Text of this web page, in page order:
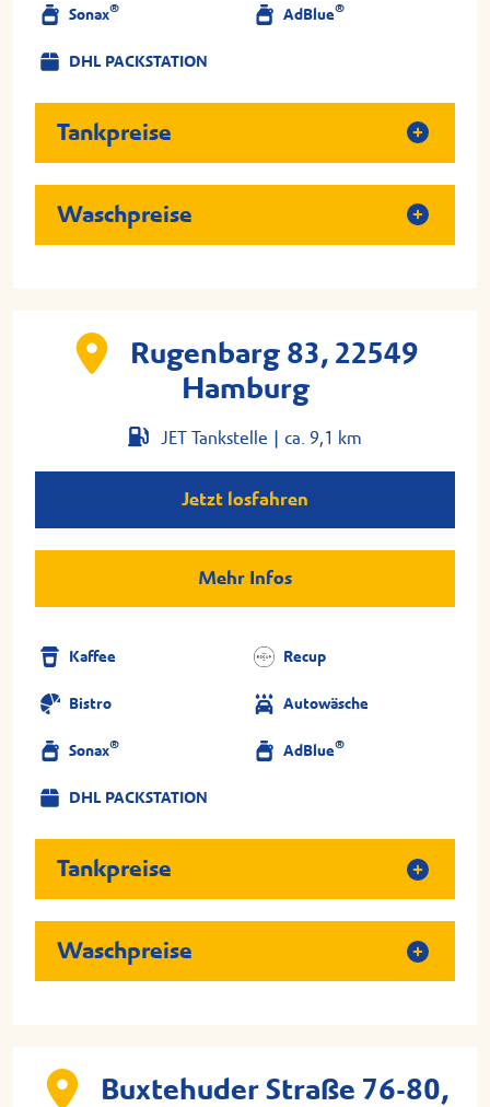
Sonax® AdBlue®
DHL PACKSTATION
Tankpreise
Waschpreise
Rugenbarg 83, 22549
Hamburg
JET Tankstelle | ca. 9,1 km
Jetzt losfahren
Mehr Infos
Kaffee Recup
Bistro Autowäsche
Sonax® AdBlue®
DHL PACKSTATION
Tankpreise
Waschpreise
Buxtehuder Straße 76-80,